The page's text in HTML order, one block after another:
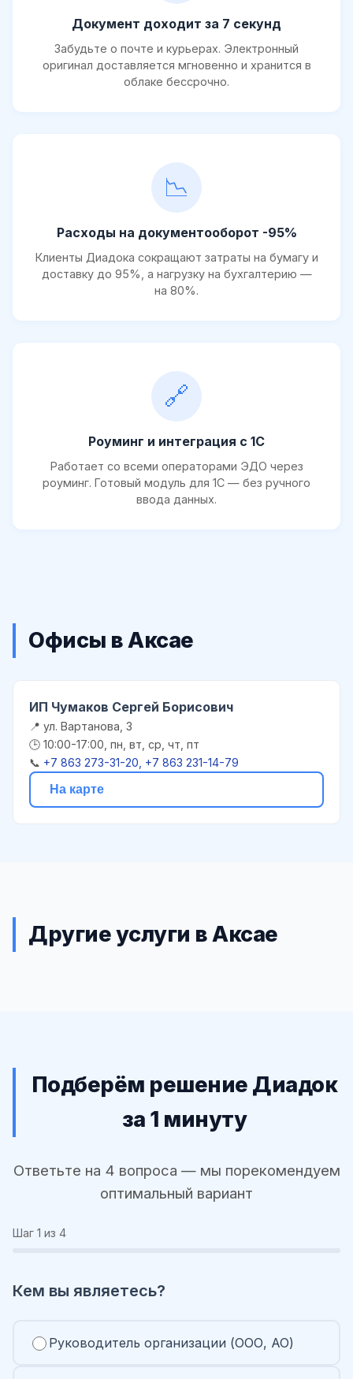
Документ доходит за 7 секунд
Забудьте о почте и курьерах. Электронный
оригинал доставляется мгновенно и хранится в
облаке бессрочно.
📉
Расходы на документооборот -95%
Клиенты Диадока сокращают затраты на бумагу и
доставку до 95%, а нагрузку на бухгалтерию —
на 80%.
🔗
Роуминг и интеграция с 1С
Работает со всеми операторами ЭДО через
роуминг. Готовый модуль для 1С — без ручного
ввода данных.
Офисы в Аксае
ИП Чумаков Сергей Борисович
📍 ул. Вартанова, 3
🕒 10:00-17:00, пн, вт, ср, чт, пт
📞 +7 863 273-31-20, +7 863 231-14-79
На карте
Другие услуги в Аксае
Подберём решение Диадок
за 1 минуту
Ответьте на 4 вопроса — мы порекомендуем
оптимальный вариант
Шаг 1 из 4
Кем вы являетесь?
Руководитель организации (ООО, АО)